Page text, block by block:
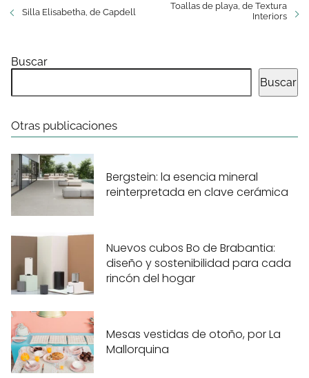
Silla Elisabetha, de Capdell
Toallas de playa, de Textura
Interiors
Buscar
Buscar
Otras publicaciones
Bergstein: la esencia mineral
reinterpretada en clave cerámica
Nuevos cubos Bo de Brabantia:
diseño y sostenibilidad para cada
rincón del hogar
Mesas vestidas de otoño, por La
Mallorquina